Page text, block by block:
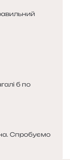
б по
Спробуємо